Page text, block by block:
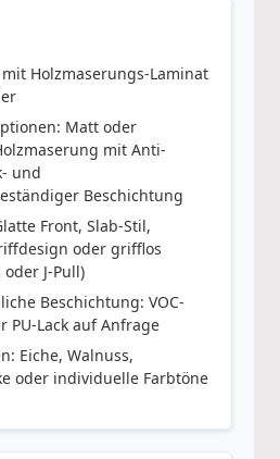
Holzmaserungs-Laminat
Matt oder
mit Anti-
und
Beschichtung
Front, Slab-Stil,
oder grifflos
J-Pull)
Beschichtung: VOC-
PU-Lack auf Anfrage
Eiche, Walnuss,
oder individuelle Farbtöne